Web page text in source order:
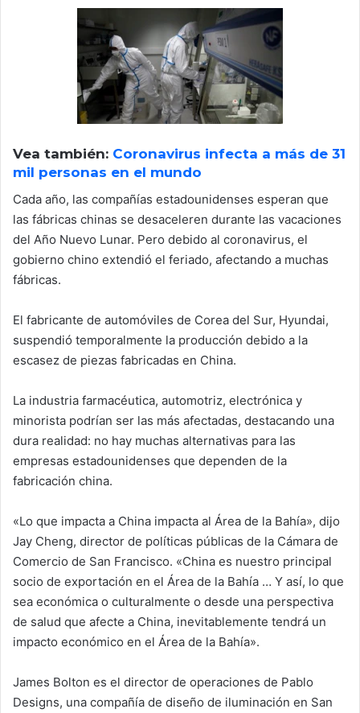
Vea también: Coronavirus infecta a más de 31
mil personas en el mundo
Cada año, las compañías estadounidenses esperan que
las fábricas chinas se desaceleren durante las vacaciones
del Año Nuevo Lunar. Pero debido al coronavirus, el
gobierno chino extendió el feriado, afectando a muchas
fábricas.
El fabricante de automóviles de Corea del Sur, Hyundai,
suspendió temporalmente la producción debido a la
escasez de piezas fabricadas en China.
La industria farmacéutica, automotriz, electrónica y
minorista podrían ser las más afectadas, destacando una
dura realidad: no hay muchas alternativas para las
empresas estadounidenses que dependen de la
fabricación china.
«Lo que impacta a China impacta al Área de la Bahía», dijo
Jay Cheng, director de políticas públicas de la Cámara de
Comercio de San Francisco. «China es nuestro principal
socio de exportación en el Área de la Bahía … Y así, lo que
sea económica o culturalmente o desde una perspectiva
de salud que afecte a China, inevitablemente tendrá un
impacto económico en el Área de la Bahía».
James Bolton es el director de operaciones de Pablo
Designs, una compañía de diseño de iluminación en San